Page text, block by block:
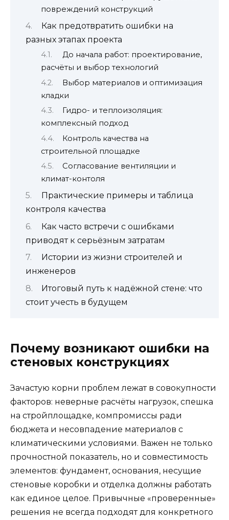
повреждений конструкций
Как предотвратить ошибки на
разных этапах проекта
До начала работ: проектирование,
расчёты и выбор технологий
Выбор материалов и оптимизация
кладки
Гидро- и теплоизоляция:
комплексный подход
Контроль качества на
строительной площадке
Согласование вентиляции и
климат-контоля
Практические примеры и таблица
контроля качества
Как часто встречи с ошибками
приводят к серьёзным затратам
Истории из жизни строителей и
инженеров
Итоговый путь к надёжной стене: что
стоит учесть в будущем
Почему возникают ошибки на
стеновых конструкциях
Зачастую корни проблем лежат в совокупности
факторов: неверные расчёты нагрузок, спешка
на стройплощадке, компромиссы ради
бюджета и несовпадение материалов с
климатическими условиями. Важен не только
прочностной показатель, но и совместимость
элементов: фундамент, основания, несущие
стеновые коробки и отделка должны работать
как единое целое. Привычные «проверенные»
решения не всегда подходят для конкретного